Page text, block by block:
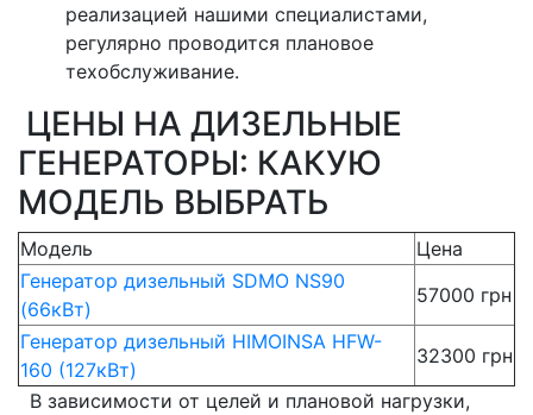
реализацией нашими специалистами,
регулярно проводится плановое
техобслуживание.
ЦЕНЫ НА ДИЗЕЛЬНЫЕ
ГЕНЕРАТОРЫ: КАКУЮ
МОДЕЛЬ ВЫБРАТЬ
Модель
Цена
Генератор дизельный SDMO NS90
(66кВт)
57000 грн
Генератор дизельный HIMOINSA HFW-
160 (127кВт)
32300 грн
В зависимости от целей и плановой нагрузки,